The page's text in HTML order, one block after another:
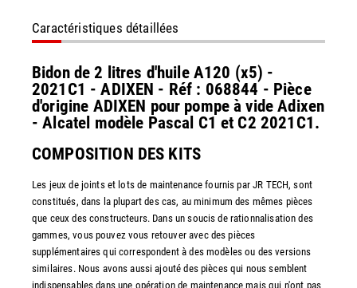
Caractéristiques détaillées
Bidon de 2 litres d'huile A120 (x5) -
2021C1 - ADIXEN - Réf : 068844 - Pièce
d'origine ADIXEN pour pompe à vide Adixen
- Alcatel modèle Pascal C1 et C2 2021C1.
COMPOSITION DES KITS
Les jeux de joints et lots de maintenance fournis par JR TECH, sont
constitués, dans la plupart des cas, au minimum des mêmes pièces
que ceux des constructeurs. Dans un soucis de rationnalisation des
gammes, vous pouvez vous retouver avec des pièces
supplémentaires qui correspondent à des modèles ou des versions
similaires. Nous avons aussi ajouté des pièces qui nous semblent
indispensables dans une opération de maintenance mais qui n'ont pas